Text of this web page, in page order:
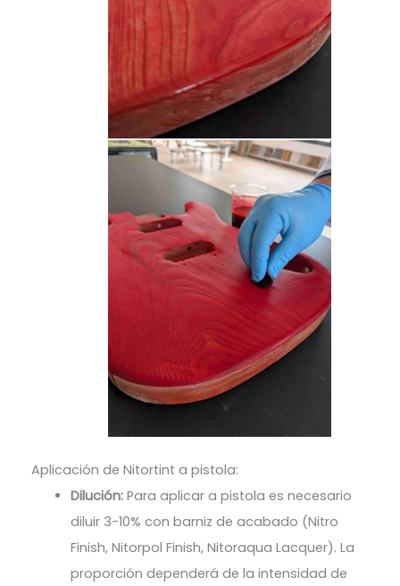
Aplicación de Nitortint a pistola:
Dilución: Para aplicar a pistola es necesario
diluir 3-10% con barniz de acabado (Nitro
Finish, Nitorpol Finish, Nitoraqua Lacquer). La
proporción dependerá de la intensidad de